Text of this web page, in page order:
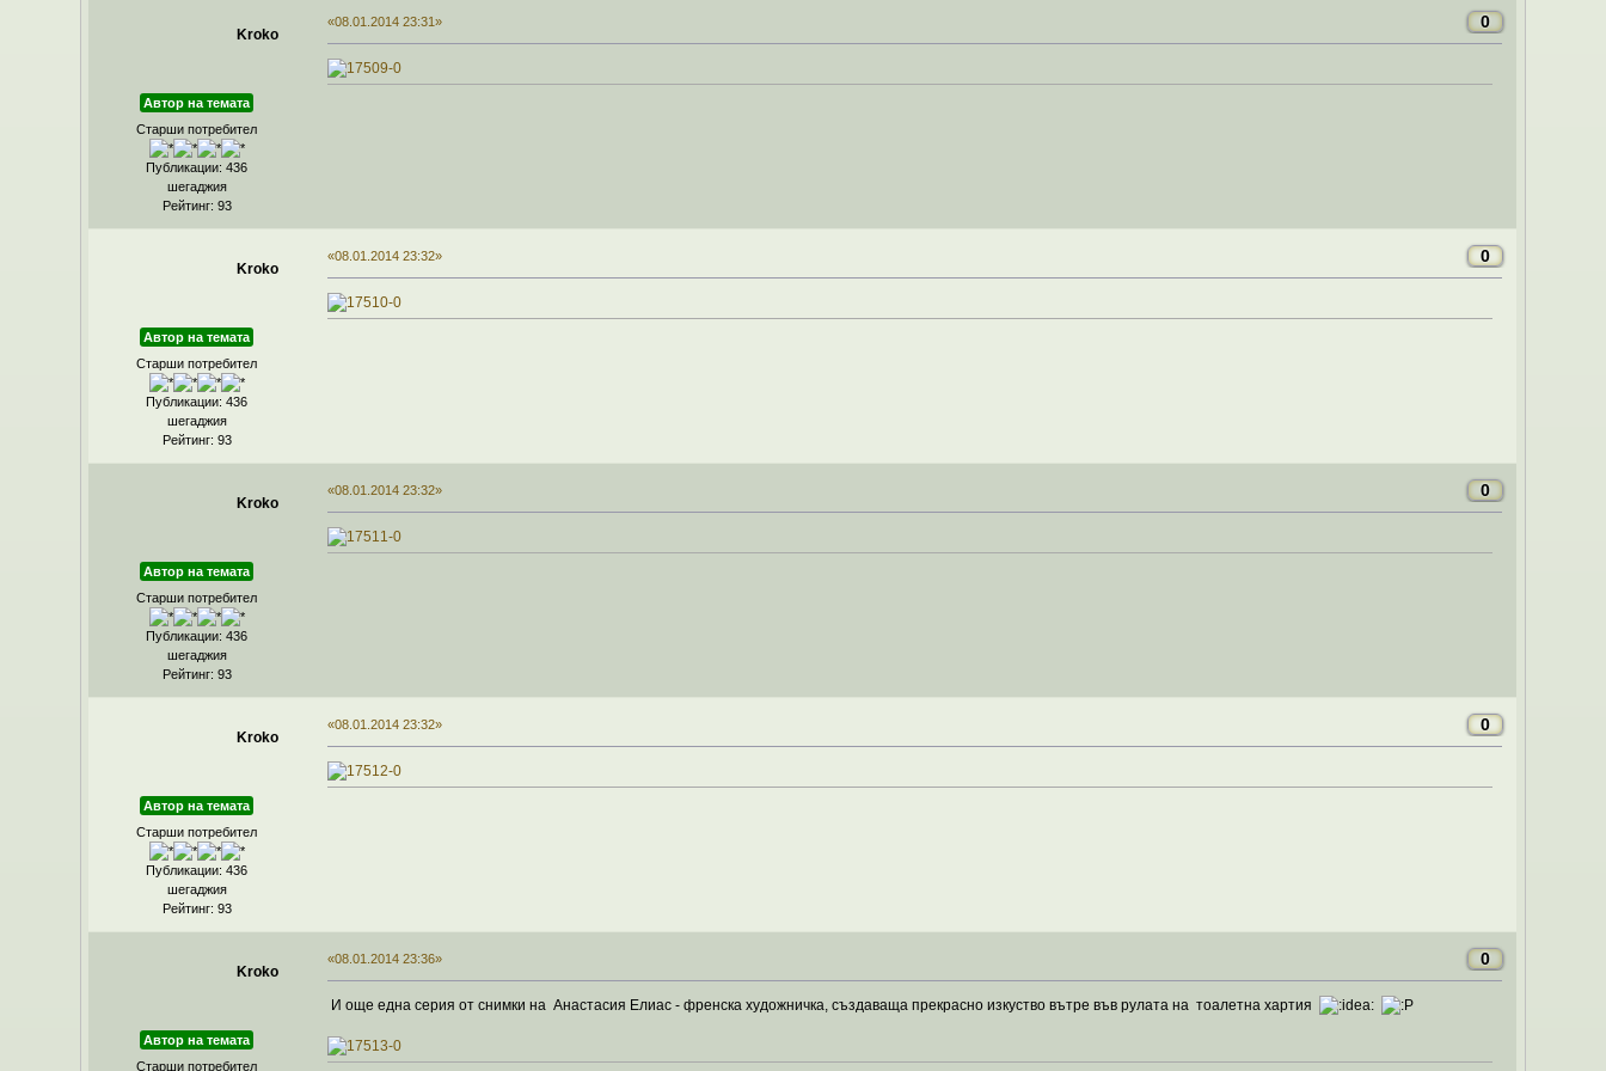
Kroko
Автор на темата
Старши потребител
Публикации: 436
шегаджия
Рейтинг: 93
«08.01.2014 23:31» 0
Kroko
Автор на темата
Старши потребител
Публикации: 436
шегаджия
Рейтинг: 93
«08.01.2014 23:32» 0
Kroko
Автор на темата
Старши потребител
Публикации: 436
шегаджия
Рейтинг: 93
«08.01.2014 23:32» 0
Kroko
Автор на темата
Старши потребител
Публикации: 436
шегаджия
Рейтинг: 93
«08.01.2014 23:32» 0
Kroko
Автор на темата
Старши потребител
«08.01.2014 23:36» 0
И още една серия от снимки на Анастасия Елиас - френска художничка, създаваща прекрасно изкуство вътре във рулата на тоалетна хартия